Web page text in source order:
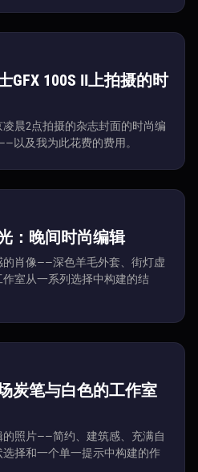
GFX 100S II上拍摄的时
晨2点拍摄的杂志封面的时尚编
以及我为此花费的费用。
：晚间时尚编辑
肖像——深色羊毛外套、街灯虚
室从一系列选择中构建的结
炭笔与白色的工作室
照片——简约、建筑感、充满自
择和一个单一提示中构建的作